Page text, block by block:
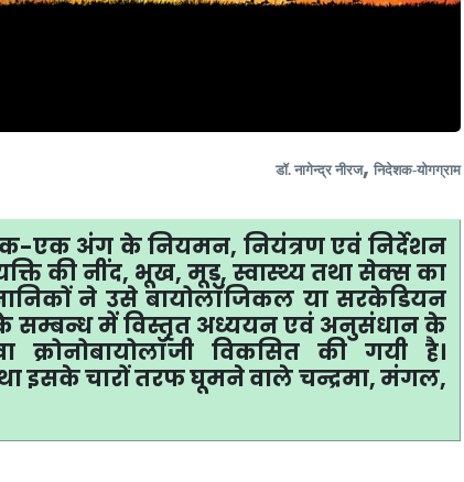
डॉ. नागेन्द्र नीरज, निदेशक-योगग्राम
एक-एक अंग के नियमन, नियंत्रण एवं निर्देशन
की नींद, भूख, मूड़, स्वास्थ्य तथा सेक्स का
ने उसे बायोलॉजिकल या सरकेडियन
सम्बन्ध में विस्तृत अध्ययन एवं अनुसंधान के
विकसित की गयी है।
इसके चारों तरफ घूमने वाले चन्द्रमा,मंगल,